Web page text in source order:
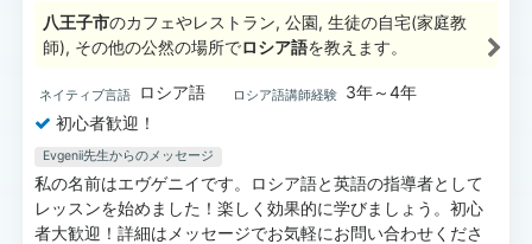
八王子市のカフェやレストラン, 公園, 生徒の自宅(家庭教
師), その他の公然の場所でロシア語を教えます。
ネイティブ言語 ロシア語 ロシア語講師経験
3年～4年
初心者歓迎！
Evgenii先生からのメッセージ
私の名前はエヴゲニイです。ロシア語と英語の指導者として
レッスンを始めました！楽しく効果的に学びましょう。初心
者大歓迎！詳細はメッセージでお気軽にお問い合わせくださ